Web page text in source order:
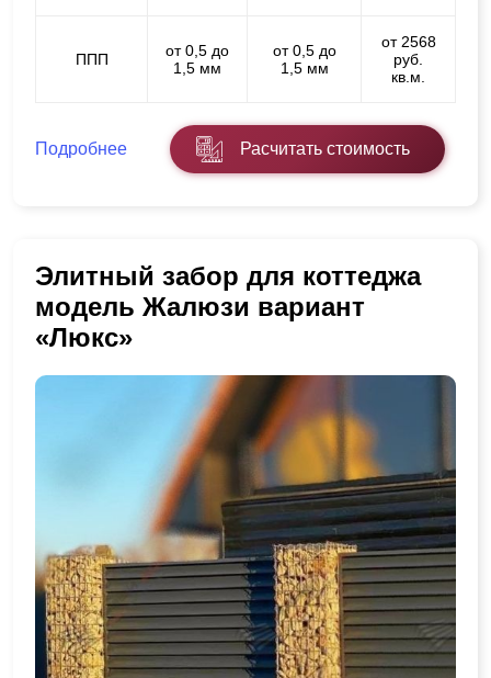
ППП
от 0,5 до
1,5 мм
от 0,5 до
1,5 мм
от 2568
руб.
кв.м.
Подробнее Расчитать стоимость
Элитный забор для коттеджа
модель Жалюзи вариант
«Люкс»